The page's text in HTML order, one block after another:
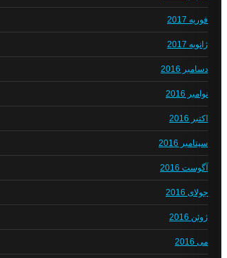
فوریه 2017
ژانویه 2017
دسامبر 2016
نوامبر 2016
اکتبر 2016
سپتامبر 2016
آگوست 2016
جولای 2016
ژوئن 2016
می 2016